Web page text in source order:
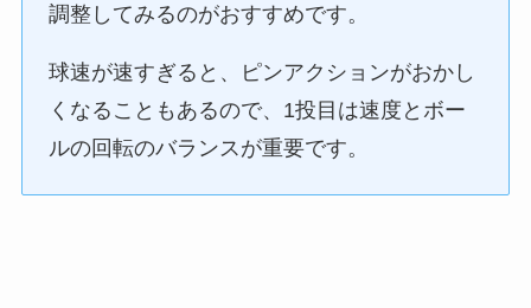
調整してみるのがおすすめです。
球速が速すぎると、ピンアクションがおかし
くなることもあるので、1投目は速度とボー
ルの回転のバランスが重要です。